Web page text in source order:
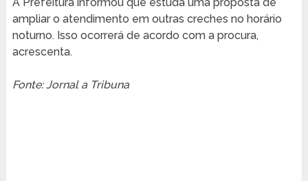
ampliar o atendimento em outras creches no horário
noturno. Isso ocorrerá de acordo com a procura,
acrescenta.
Fonte: Jornal a Tribuna